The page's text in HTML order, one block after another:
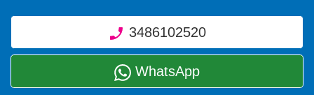
3486102520
WhatsApp